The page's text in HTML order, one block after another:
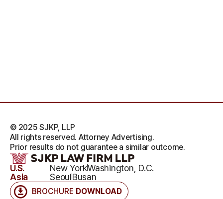
BROCHURE DOWNLOAD
U.S. New YorkWashington, D.C.
Asia
SeoulBusan
© 2025 SJKP, LLP
All rights reserved. Attorney Advertising.
Prior results do not guarantee a similar outcome.